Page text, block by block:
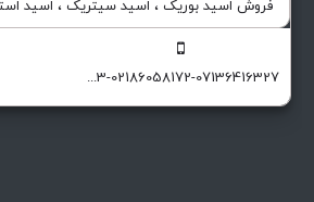
فروش اسید بوریک ، اسید سیتریک ، اسید
09129174551-09129174503-02186058172-07136416327